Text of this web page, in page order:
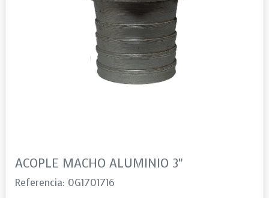
ACOPLE MACHO ALUMINIO 3"
Referencia: 0G1701716